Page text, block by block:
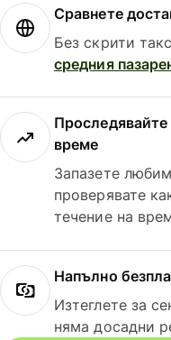
Сравнете
Без скрити
средния
Проследявайте
време
Запазете
проверявате
течение на
Напълно
Изтеглете за
няма досадни